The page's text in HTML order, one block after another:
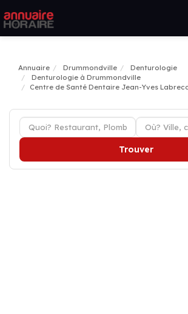
Annuaire Drummondville
Denturologie
Denturologie à Drummondville
Centre de Santé Dentaire Jean-Yves
Trouver